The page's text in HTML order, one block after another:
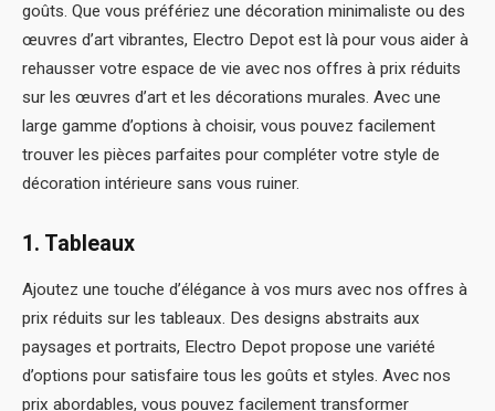
goûts. Que vous préfériez une décoration minimaliste ou des
œuvres d’art vibrantes, Electro Depot est là pour vous aider à
rehausser votre espace de vie avec nos offres à prix réduits
sur les œuvres d’art et les décorations murales. Avec une
large gamme d’options à choisir, vous pouvez facilement
trouver les pièces parfaites pour compléter votre style de
décoration intérieure sans vous ruiner.
1. Tableaux
Ajoutez une touche d’élégance à vos murs avec nos offres à
prix réduits sur les tableaux. Des designs abstraits aux
paysages et portraits, Electro Depot propose une variété
d’options pour satisfaire tous les goûts et styles. Avec nos
prix abordables, vous pouvez facilement transformer